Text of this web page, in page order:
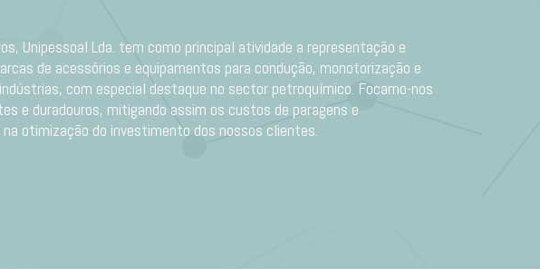
Unipessoal Lda. tem como principal atividade a representação e
de acessórios e equipamentos para condução, monotorização e
com especial destaque no sector petroquímico. Focamo-nos
e duradouros, mitigando assim os custos de paragens e
otimização do investimento dos nossos clientes.